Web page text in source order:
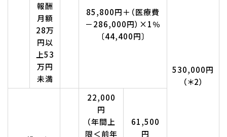
報酬
月額
28万
円以
上53
万円
未満
85,800円＋（医療費
－286,000円）×1％
〔44,400円〕
530,000円
（＊2）
22,000
円
（年間上
限＜前年
61,500
円